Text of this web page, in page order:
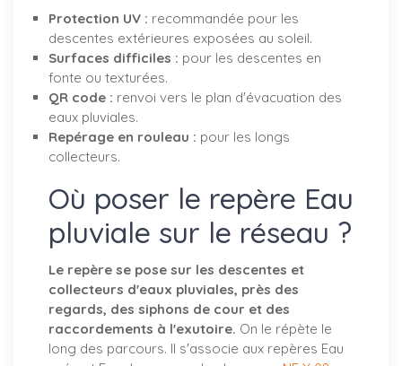
Protection UV : recommandée pour les
descentes extérieures exposées au soleil.
Surfaces difficiles : pour les descentes en
fonte ou texturées.
QR code : renvoi vers le plan d'évacuation des
eaux pluviales.
Repérage en rouleau : pour les longs
collecteurs.
Où poser le repère Eau
pluviale sur le réseau ?
Le repère se pose sur les descentes et
collecteurs d'eaux pluviales, près des
regards, des siphons de cour et des
raccordements à l'exutoire. On le répète le
long des parcours. Il s'associe aux repères Eau